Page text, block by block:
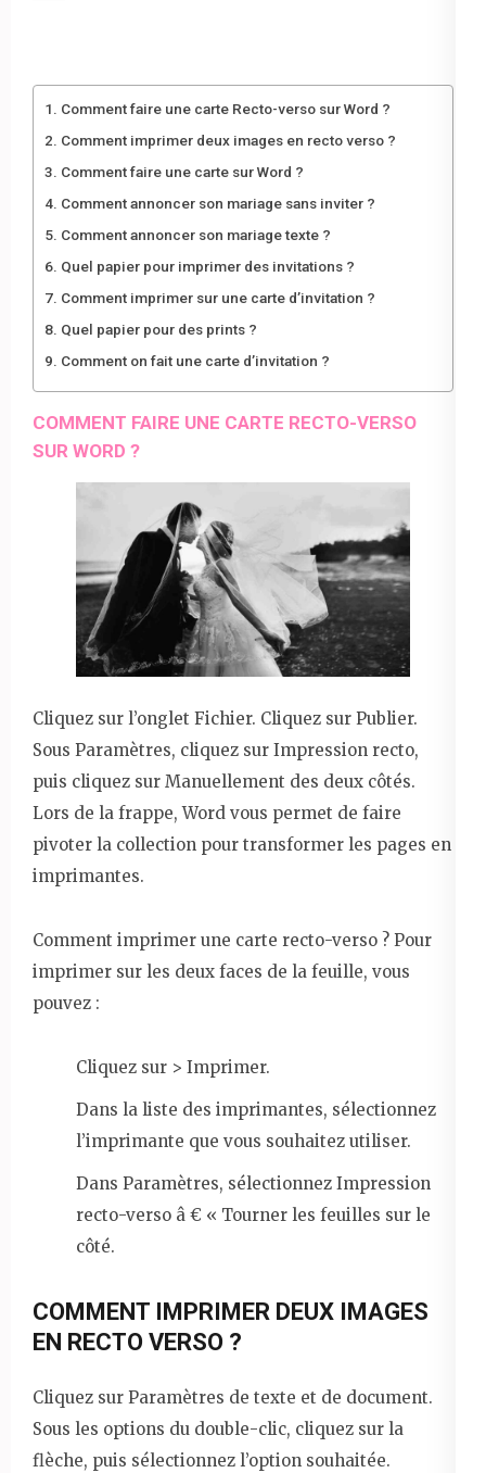
Comment faire une carte Recto-verso sur Word ?
Comment imprimer deux images en recto verso ?
Comment faire une carte sur Word ?
Comment annoncer son mariage sans inviter ?
Comment annoncer son mariage texte ?
Quel papier pour imprimer des invitations ?
Comment imprimer sur une carte d’invitation ?
Quel papier pour des prints ?
Comment on fait une carte d’invitation ?
COMMENT FAIRE UNE CARTE RECTO-VERSO
SUR WORD ?
Cliquez sur l’onglet Fichier. Cliquez sur Publier.
Sous Paramètres, cliquez sur Impression recto,
puis cliquez sur Manuellement des deux côtés.
Lors de la frappe, Word vous permet de faire
pivoter la collection pour transformer les pages en
imprimantes.
Comment imprimer une carte recto-verso ? Pour
imprimer sur les deux faces de la feuille, vous
pouvez :
Cliquez sur > Imprimer.
Dans la liste des imprimantes, sélectionnez
l’imprimante que vous souhaitez utiliser.
Dans Paramètres, sélectionnez Impression
recto-verso â € « Tourner les feuilles sur le
côté.
COMMENT IMPRIMER DEUX IMAGES
EN RECTO VERSO ?
Cliquez sur Paramètres de texte et de document.
Sous les options du double-clic, cliquez sur la
flèche, puis sélectionnez l’option souhaitée.